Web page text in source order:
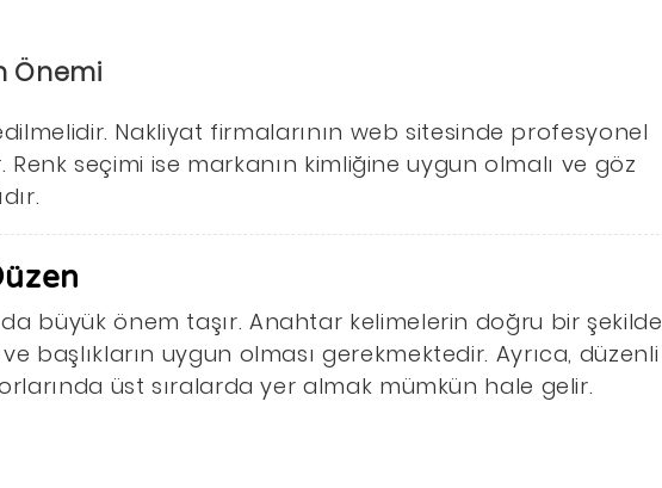
Önemi
Nakliyat firmalarının web sitesinde profesyonel
Renk seçimi ise markanın kimliğine uygun olmalı ve göz
da büyük önem taşır. Anahtar kelimelerin doğru bir şekilde
başlıkların uygun olması gerekmektedir. Ayrıca, düzenli
üst sıralarda yer almak mümkün hale gelir.